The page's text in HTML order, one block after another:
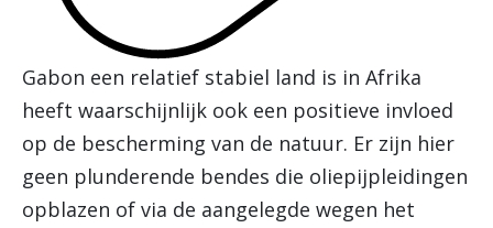
Gabon een relatief stabiel land is in Afrika
heeft waarschijnlijk ook een positieve invloed
op de bescherming van de natuur. Er zijn hier
geen plunderende bendes die oliepijpleidingen
opblazen of via de aangelegde wegen het